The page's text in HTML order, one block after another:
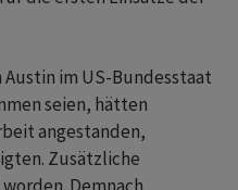
im ‌US-Bundesstaat
seien, hätten
angestanden,
Zusätzliche